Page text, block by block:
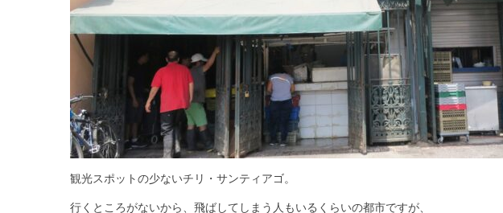
観光スポットの少ないチリ・サンティアゴ。
行くところがないから、飛ばしてしまう人もいるくらいの都市ですが、